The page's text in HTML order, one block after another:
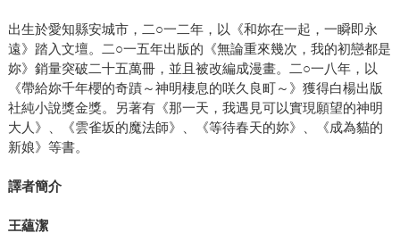
出生於愛知縣安城市，二○一二年，以《和妳在一起，一瞬即永
遠》踏入文壇。二○一五年出版的《無論重來幾次，我的初戀都是
妳》銷量突破二十五萬冊，並且被改編成漫畫。二○一八年，以
《帶給妳千年櫻的奇蹟～神明棲息的咲久良町～》獲得白楊出版
社純小說獎金獎。另著有《那一天，我遇見可以實現願望的神明
大人》、《雲雀坂的魔法師》、《等待春天的妳》、《成為貓的
新娘》等書。
譯者簡介
王蘊潔